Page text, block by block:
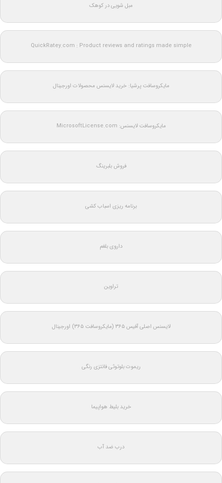
مبل شویی در کوهک
QuickRatey.com : Product reviews and ratings made simple
مایکروسافت پرشیا: خرید لایسنس محصولات اورجینال
مایکروسافت لایسنس: MicrosoftLicense.com
فروش بلبرینگ
برنامه ریزی اسباب کشی
داروی بلغم
تراوین
لایسنس اصلی آفیس ۳۶۵ (مایکروسافت ۳۶۵) اورجینال
ریموت بلوتوثی فانتزی رنگی
خرید بلیط هواپیما
درب ضد آب